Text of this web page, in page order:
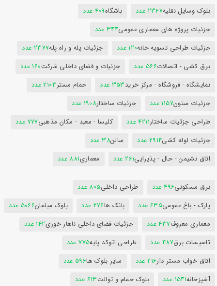
بلوک وسایل نقلیه2367 عدد باشگاه409 عدد
جزئیات پروژه های معماری عمومی344 عدد
جزئیات طراحی تسویه خانه120 عدد جزئیات پله و راه پله2377 عدد
برق کشی - اتصالات566 عدد جزئیات و فضای داخلی شرکت160 عدد
نمایشگاه - فروشگاه - مرکز خرید353 عدد حمام مستر2103 عدد
جزئیات ستون1157 عدد جزئیات ساختار1908 عدد
طراحی جزئیات ساختار4211 عدد کلیسا - معبد - مکان مذهبی777 عدد
جزئیات لوله کشی2914 عدد سالن38 عدد
اتاق نشیمن - حال - پذیرایی261 عدد معماری881 عدد
برق مسکونی496 عدد طراحی داخلی805 عدد
پارک - باغ عمومی635 عدد بانک ها276 عدد بلوک مبلمان5066 عدد
معماری معروف437 عدد جزئیات فضای داخلی ناهار خوری142 عدد
تاسیسات برق487 عدد طراحی اتوکد پایه775 عدد
اتاق خواب مستر دار216 عدد سایر بلوک ها596 عدد
آشپزخانه1541 عدد بلوک حمام و توالت613 عدد